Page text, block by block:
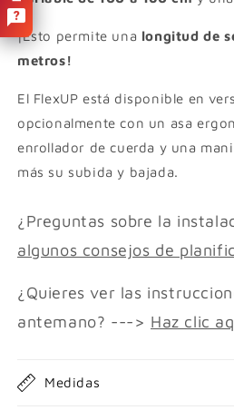
¡Esto permite una longitud de
metros!
El FlexUP está disponible en
opcionalmente con un asa
enrollador de cuerda y una
más su subida y bajada.
¿Preguntas sobre la
algunos consejos de
¿Quieres ver las
antemano? ---> Haz clic
Medidas